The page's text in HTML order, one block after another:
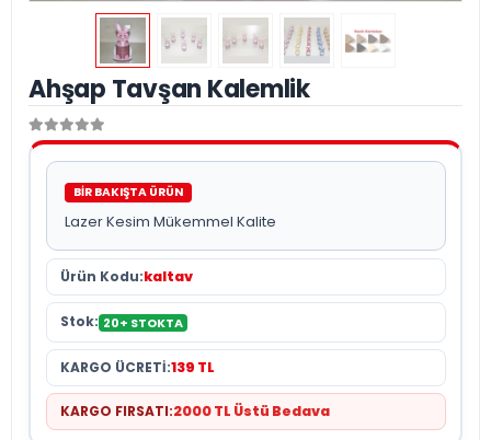
Ahşap Tavşan Kalemlik
BİR BAKIŞTA ÜRÜN
Lazer Kesim Mükemmel Kalite
Ürün Kodu:kaltav
Stok: 20+ STOKTA
KARGO ÜCRETİ:139 TL
KARGO FIRSATI:2000 TL Üstü Bedava